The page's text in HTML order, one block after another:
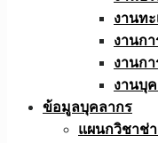
งานทะ
งานก
งานกา
งานบุ
ข้อมูลบุคลากร
แผนกวิชาช่